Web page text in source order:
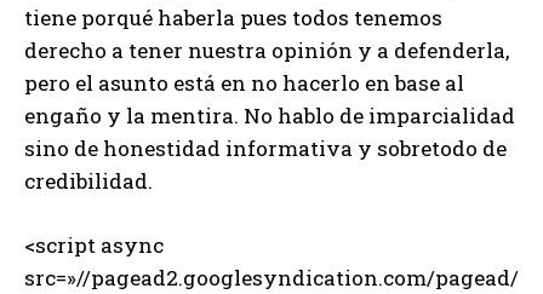
tiene porqué haberla pues todos tenemos
derecho a tener nuestra opinión y a defenderla,
pero el asunto está en no hacerlo en base al
engaño y la mentira. No hablo de imparcialidad
sino de honestidad informativa y sobretodo de
credibilidad.
<script async
src=»//pagead2.googlesyndication.com/pagead/